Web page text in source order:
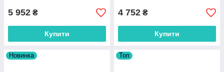
5 952 ₴
Купити
4 752 ₴
Купити
Новинка Топ